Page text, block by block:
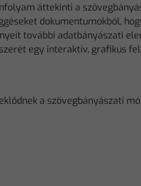
áttekinti a
dokumentumokból,
további adatbányászati
egy interaktív, grafikus
a szövegbányászati